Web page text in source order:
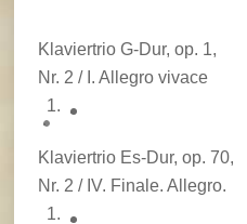
Klaviertrio G-Dur, op. 1,
Nr. 2 / I. Allegro vivace
Klaviertrio Es-Dur, op. 70,
Nr. 2 / IV. Finale. Allegro.